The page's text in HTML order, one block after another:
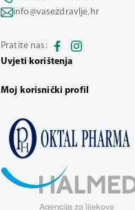
info@vasezdravlje.hr
Pratite nas:
Uvjeti korištenja
Moj korisnički profil